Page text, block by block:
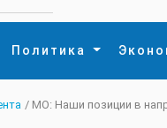
Политика
/ МО: Наши позиции в